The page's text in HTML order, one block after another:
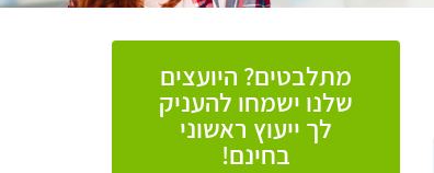
מתלבטים? היועצים
שלנו ישמחו להעניק
לך ייעוץ ראשוני
בחינם!